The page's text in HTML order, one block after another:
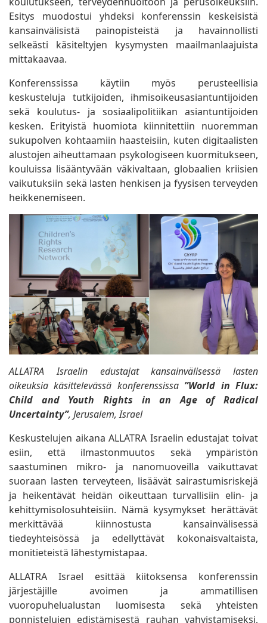
Esitys muodostui yhdeksi konferenssin keskeisistä
kansainvälisistä painopisteistä ja havainnollisti
selkeästi käsiteltyjen kysymysten maailmanlaajuista
mittakaavaa.
Konferenssissa käytiin myös perusteellisia
keskusteluja tutkijoiden, ihmisoikeusasiantuntijoiden
sekä koulutus- ja sosiaalipolitiikan asiantuntijoiden
kesken. Erityistä huomiota kiinnitettiin nuoremman
sukupolven kohtaamiin haasteisiin, kuten digitaalisten
alustojen aiheuttamaan psykologiseen kuormitukseen,
kouluissa lisääntyvään väkivaltaan, globaalien kriisien
vaikutuksiin sekä lasten henkisen ja fyysisen terveyden
heikkenemiseen.
ALLATRA Israelin edustajat kansainvälisessä lasten
oikeuksia käsittelevässä konferenssissa ”World in Flux:
Child and Youth Rights in an Age of Radical
Uncertainty”, Jerusalem, Israel
Keskustelujen aikana ALLATRA Israelin edustajat toivat
esiin, että ilmastonmuutos sekä ympäristön
saastuminen mikro- ja nanomuoveilla vaikuttavat
suoraan lasten terveyteen, lisäävät sairastumisriskejä
ja heikentävät heidän oikeuttaan turvallisiin elin- ja
kehittymisolosuhteisiin. Nämä kysymykset herättävät
merkittävää kiinnostusta kansainvälisessä
tiedeyhteisössä ja edellyttävät kokonaisvaltaista,
monitieteistä lähestymistapaa.
ALLATRA Israel esittää kiitoksensa konferenssin
järjestäjille avoimen ja ammatillisen
vuoropuhelualustan luomisesta sekä yhteisten
ponnistelujen edistämisestä rauhan vahvistamiseksi,